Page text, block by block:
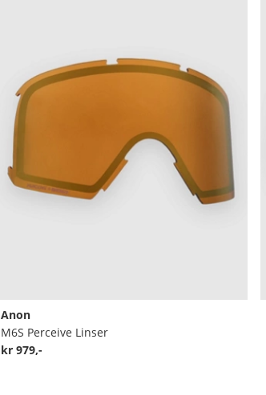
Anon
M6S Perceive Linser
kr 979,-